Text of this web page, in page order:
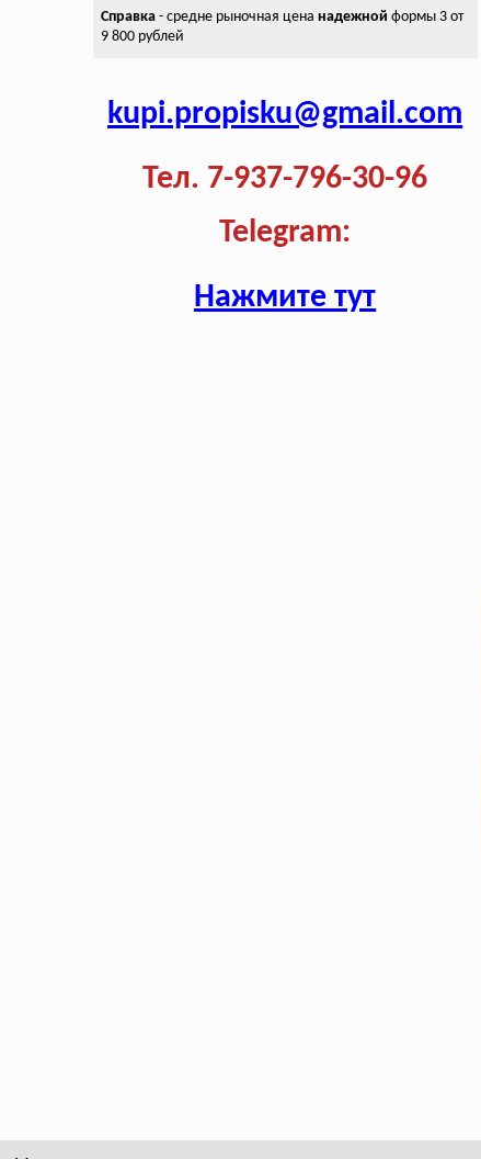
Справка- средне рыночная цена надежной формы 3 от
9 800 рублей
kupi.propisku@gmail.com
Тел. 7-937-796-30-96
Telegram:
Нажмите тут